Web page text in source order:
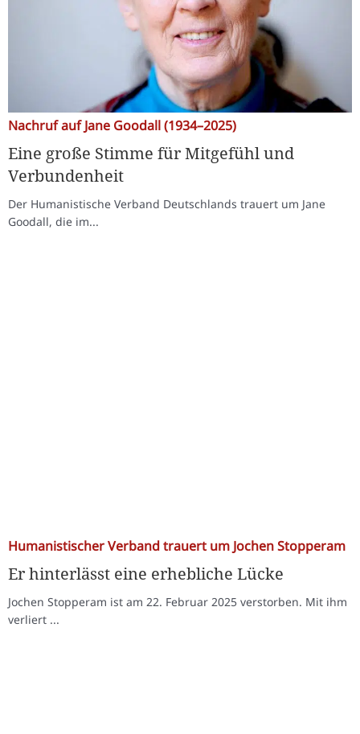
Nachruf auf Jane Goodall (1934–2025)
Eine große Stimme für Mitgefühl und
Verbundenheit
Der Humanistische Verband Deutschlands trauert um Jane
Goodall, die im...
Humanistischer Verband trauert um Jochen Stopperam
Er hinterlässt eine erhebliche Lücke
Jochen Stopperam ist am 22. Februar 2025 verstorben. Mit ihm
verliert ...